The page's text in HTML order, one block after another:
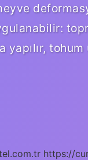
https://